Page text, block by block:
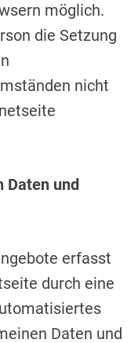
möglich.
die Setzung
nicht
Daten und
erfasst
durch eine
Daten und